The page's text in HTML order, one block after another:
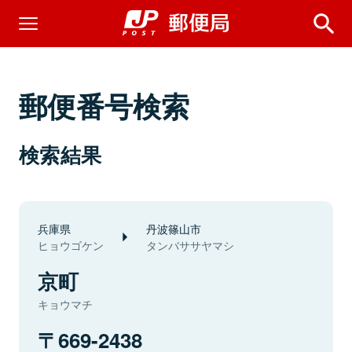
郵便番号検索
検索結果
兵庫県
ヒョウゴケン
丹波篠山市
タンバササヤマシ
京町
キョウマチ
669-2438